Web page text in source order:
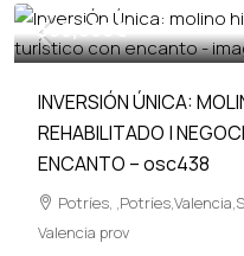
599,900€
INVERSIÓN ÚNICA:
REHABILITADO |
ENCANTO – osc438
Potríes,
Valencia prov